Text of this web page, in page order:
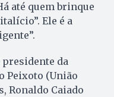
até quem brinque
Ele é a
presidente da
Peixoto (União
Ronaldo Caiado